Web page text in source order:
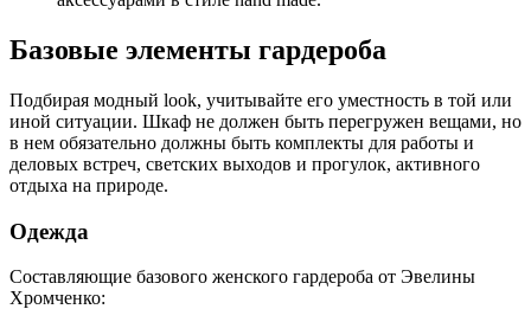
Базовые элементы гардероба
Подбирая модный look, учитывайте его уместность в той или
иной ситуации. Шкаф не должен быть перегружен вещами, но
в нем обязательно должны быть комплекты для работы и
деловых встреч, светских выходов и прогулок, активного
отдыха на природе.
Одежда
Составляющие базового женского гардероба от Эвелины
Хромченко: